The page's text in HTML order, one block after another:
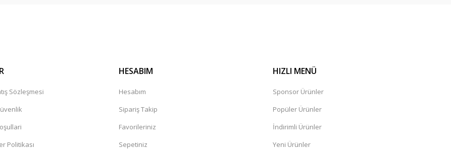
Sözleşmesi
Politikası
HESABIM
Hesabım
Sipariş Takip
Favorileriniz
Sepetiniz
HIZLI MENÜ
Sponsor Ürünler
Popüler Ürünler
İndirimli Ürünler
Yeni Ürünler